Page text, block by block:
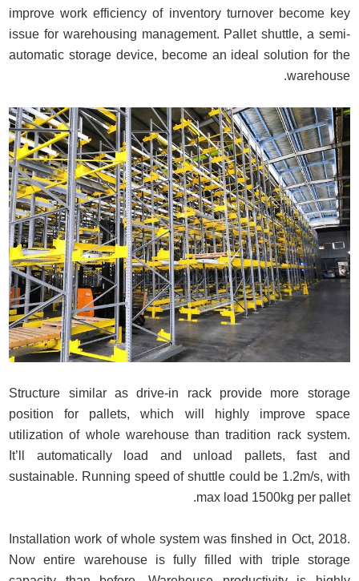
improve work efficiency of inventory turnover become key
issue for warehousing management. Pallet shuttle, a semi-
automatic storage device, become an ideal solution for the
warehouse.
Structure similar as drive-in rack provide more storage
position for pallets, which will highly improve space
utilization of whole warehouse than tradition rack system.
It’ll automatically load and unload pallets, fast and
sustainable. Running speed of shuttle could be 1.2m/s, with
max load 1500kg per pallet.
Installation work of whole system was finshed in Oct, 2018.
Now entire warehouse is fully filled with triple storage